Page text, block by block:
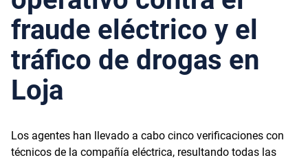
fraude eléctrico y el
tráfico de drogas en
Loja
Los agentes han llevado a cabo cinco verificaciones con
técnicos de la compañía eléctrica, resultando todas las